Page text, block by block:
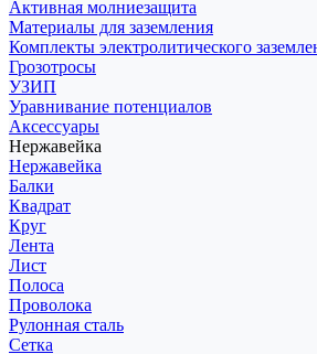
Активная молниезащита
Материалы для заземления
Комплекты электролитического
Грозотросы
УЗИП
Уравнивание потенциалов
Аксессуары
Нержавейка
Нержавейка
Балки
Квадрат
Круг
Лента
Лист
Полоса
Проволока
Рулонная сталь
Сетка